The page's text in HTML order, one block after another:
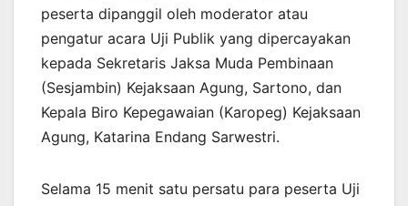
peserta dipanggil oleh moderator atau
pengatur acara Uji Publik yang dipercayakan
kepada Sekretaris Jaksa Muda Pembinaan
(Sesjambin) Kejaksaan Agung, Sartono, dan
Kepala Biro Kepegawaian (Karopeg) Kejaksaan
Agung, Katarina Endang Sarwestri.
Selama 15 menit satu persatu para peserta Uji